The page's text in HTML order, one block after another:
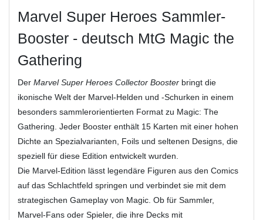
Marvel Super Heroes Sammler-
Booster - deutsch MtG Magic the
Gathering
Der Marvel Super Heroes Collector Booster bringt die
ikonische Welt der Marvel‑Helden und ‑Schurken in einem
besonders sammlerorientierten Format zu Magic: The
Gathering. Jeder Booster enthält 15 Karten mit einer hohen
Dichte an Spezialvarianten, Foils und seltenen Designs, die
speziell für diese Edition entwickelt wurden.
Die Marvel‑Edition lässt legendäre Figuren aus den Comics
auf das Schlachtfeld springen und verbindet sie mit dem
strategischen Gameplay von Magic. Ob für Sammler,
Marvel‑Fans oder Spieler, die ihre Decks mit